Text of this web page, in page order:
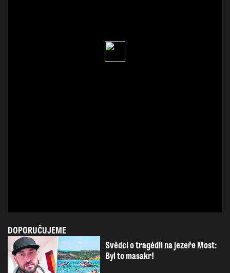
DOPORUČUJEME
Svědci o tragédii na jezeře Most:
Byl to masakr!